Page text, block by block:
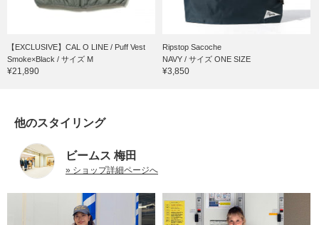
【EXCLUSIVE】CAL O LINE / Puff Vest
Smoke×Black / サイズ M
¥21,890
Ripstop Sacoche
NAVY / サイズ ONE SIZE
¥3,850
他のスタイリング
ビームス 梅田
» ショップ詳細ページへ